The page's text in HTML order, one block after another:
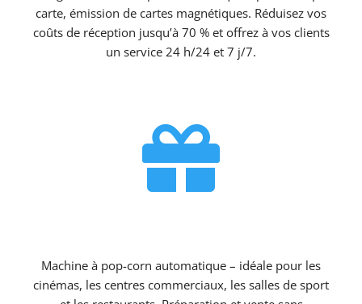
carte, émission de cartes magnétiques. Réduisez vos
coûts de réception jusqu’à 70 % et offrez à vos clients
un service 24 h/24 et 7 j/7.

Machine à pop-corn automatique – idéale pour les
cinémas, les centres commerciaux, les salles de sport